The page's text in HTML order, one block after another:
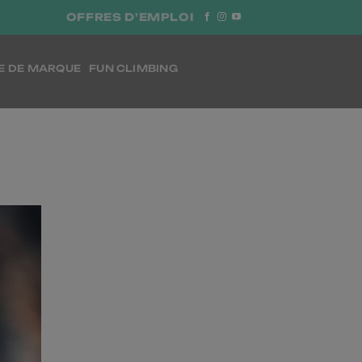
OFFRES D'EMPLOI
DE MARQUE FUN CLIMBING